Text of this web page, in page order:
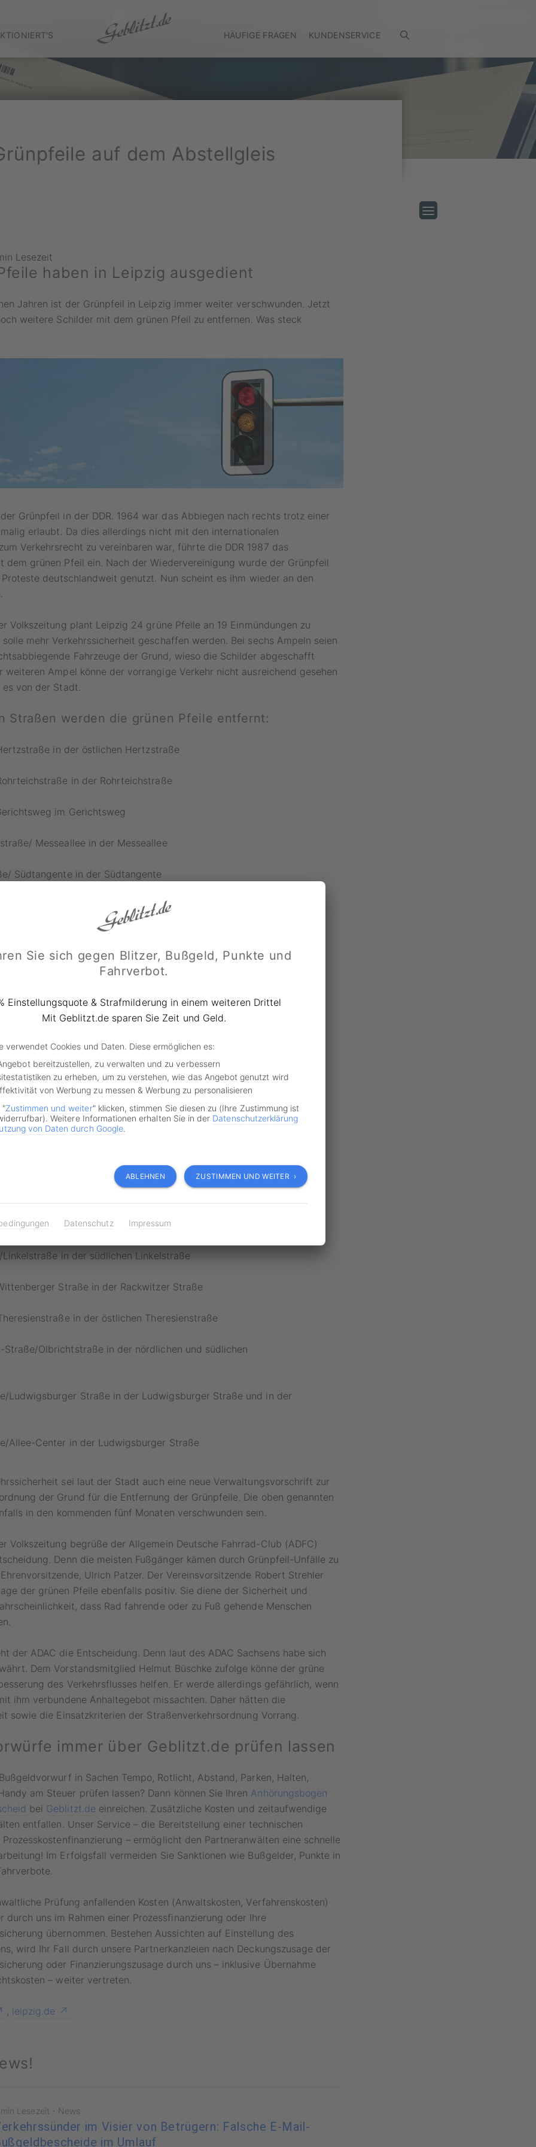
HÄUFIGE FRAGEN KUNDENSERVICE
auf dem Abstellgleis
Lesezeit
haben in Leipzig ausgedient
Jahren ist der Grünpfeil in Leipzig immer weiter verschwunden. Jetzt
weitere Schilder mit dem grünen Pfeil zu entfernen. Was steck
Grünpfeil in der DDR. 1964 war das Abbiegen nach rechts trotz einer
erlaubt. Da dies allerdings nicht mit den internationalen
Verkehrsrecht zu vereinbaren war, führte die DDR 1987 das
dem grünen Pfeil ein. Nach der Wiedervereinigung wurde der Grünpfeil
deutschlandweit genutzt. Nun scheint es ihm wieder an den
Volkszeitung plant Leipzig 24 grüne Pfeile an 19 Einmündungen zu
mehr Verkehrssicherheit geschaffen werden. Bei sechs Ampeln seien
Fahrzeuge der Grund, wieso die Schilder abgeschafft
weiteren Ampel könne der vorrangige Verkehr nicht ausreichend gesehen
von der Stadt.
Straßen werden die grünen Pfeile entfernt:
in der östlichen Hertzstraße
in der Rohrteichstraße
im Gerichtsweg
Messeallee in der Messeallee
Südtangente in der Südtangente
in der Portitzer Allee
An der Querbreite in der Straße An der Querbreite
neuen Verwaltungsvorschrift werden auch diese
Grünewaldstraße in der Härtelstraße
Lassalle-Straße in der östlichen Ferdinand-Lassalle-
in der westlichen und östlichen Goyastraße
Straße des 18. Oktober in der westlichen Semmelweisstraße
Altenburger Straße in der nördlichen und südlichen Altenburger
An den Tierkliniken in der nördlichen Semmelweisstraße und in
Tierkliniken
in der südlichen Linkelstraße
Straße in der Rackwitzer Straße
in der östlichen Theresienstraße
Straße/Olbrichtstraße in der nördlichen und südlichen
Ludwigsburger Straße in der Ludwigsburger Straße und in der
Allee-Center in der Ludwigsburger Straße
sei laut der Stadt auch eine neue Verwaltungsvorschrift zur
der Grund für die Entfernung der Grünpfeile. Die oben genannten
in den kommenden fünf Monaten verschwunden sein.
Volkszeitung begrüße der Allgemein Deutsche Fahrrad-Club (ADFC)
Denn die meisten Fußgänger kämen durch Grünpfeil-Unfälle zu
Ulrich Patzer. Der Vereinsvorsitzende Robert Strehler
der grünen Pfeile ebenfalls positiv. Sie diene der Sicherheit und
dass Rad fahrende oder zu Fuß gehende Menschen
der ADAC die Entscheidung. Denn laut des ADAC Sachsens habe sich
Dem Vorstandsmitglied Helmut Büschke zufolge könne der grüne
des Verkehrsflusses helfen. Er werde allerdings gefährlich, wenn
ihm verbundene Anhaltegebot missachten. Daher hätten die
sowie die Einsatzkriterien der Straßenverkehrsordnung Vorrang.
immer über Geblitzt.de prüfen lassen
in Sachen Tempo, Rotlicht, Abstand, Parken, Halten,
am Steuer prüfen lassen? Dann können Sie Ihren Anhörungsbogen
bei Geblitzt.de einreichen. Zusätzliche Kosten und zeitaufwendige
entfallen. Unser Service – die Bereitstellung einer technischen
– ermöglicht den Partneranwälten eine schnelle
Im Erfolgsfall vermeiden Sie Sanktionen wie Bußgelder, Punkte in
Prüfung anfallenden Kosten (Anwaltskosten, Verfahrenskosten)
durch uns im Rahmen einer Prozessfinanzierung oder Ihre
übernommen. Bestehen Aussichten auf Einstellung des
wird Ihr Fall durch unsere Partnerkanzleien nach Deckungszusage der
oder Finanzierungszusage durch uns – inklusive Übernahme
– weiter vertreten.
, leipzig.de
Lesezeit · News
im Visier von Betrügern: Falsche E-Mail-
im Umlauf
Sie sich gegen Blitzer, Bußgeld, Punkte und
Fahrverbot.
Einstellungsquote & Strafmilderung in einem weiteren Drittel
Mit Geblitzt.de sparen Sie Zeit und Geld.
verwendet Cookies und Daten. Diese ermöglichen es:
bereitzustellen, zu verwalten und zu verbessern
zu erheben, um zu verstehen, wie das Angebot genutzt wird
von Werbung zu messen & Werbung zu personalisieren
"Zustimmen und weiter" klicken, stimmen Sie diesen zu (Ihre Zustimmung ist
Weitere Informationen erhalten Sie in der Datenschutzerklärung
von Daten durch Google.
ABLEHNEN ZUSTIMMEN UND WEITER ›
Datenschutz Impressum